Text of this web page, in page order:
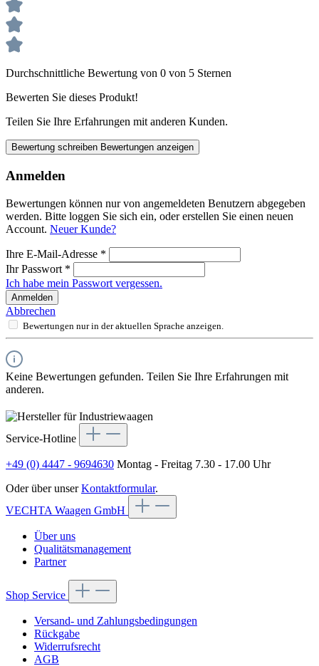
Durchschnittliche Bewertung von 0 von 5 Sternen
Bewerten Sie dieses Produkt!
Teilen Sie Ihre Erfahrungen mit anderen Kunden.
Bewertung schreiben Bewertungen anzeigen
Anmelden
Bewertungen können nur von angemeldeten Benutzern abgegeben
werden. Bitte loggen Sie sich ein, oder erstellen Sie einen neuen
Account. Neuer Kunde?
Ihre E-Mail-Adresse *
Ihr Passwort *
Ich habe mein Passwort vergessen.
Anmelden
Abbrechen
Bewertungen nur in der aktuellen Sprache anzeigen.
Keine Bewertungen gefunden. Teilen Sie Ihre Erfahrungen mit
anderen.
Service-Hotline
+49 (0) 4447 - 9694630 Montag - Freitag 7.30 - 17.00 Uhr
Oder über unserKontaktformular.
VECHTA Waagen GmbH
Über uns
Qualitätsmanagement
Partner
Shop Service
Versand- und Zahlungsbedingungen
Rückgabe
Widerrufsrecht
AGB